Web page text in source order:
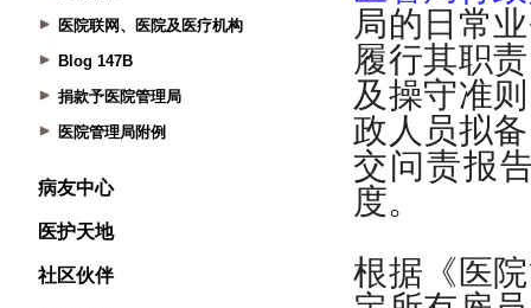
医院联网、医院及医疗机构
Blog 147B
捐款予医院管理局
医院管理局附例
病友中心
医护天地
社区伙伴